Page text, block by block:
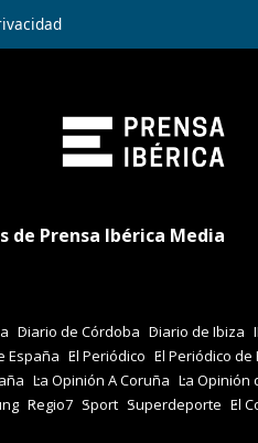
de Prensa Ibérica Media
Diario de Córdoba Diario de Ibiza
España El Periódico El Periódico
La Opinión A Coruña La Opinión
Regio7 Sport Superdeporte El